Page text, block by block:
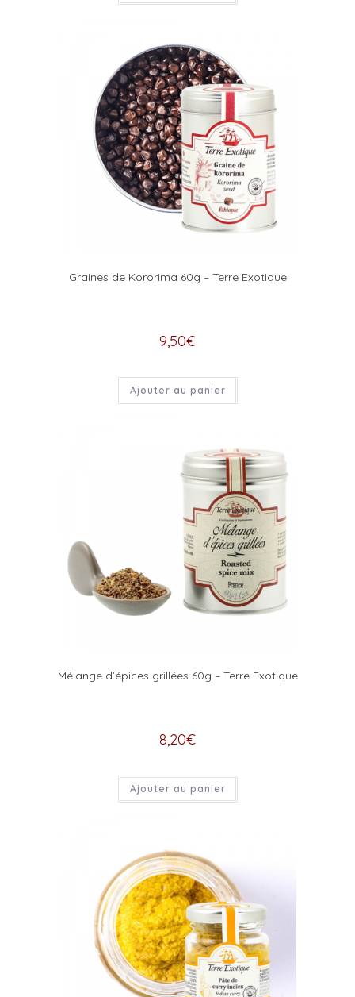
Graines de Kororima 60g – Terre Exotique
9,50€
Ajouter au panier
Mélange d’épices grillées 60g – Terre Exotique
8,20€
Ajouter au panier